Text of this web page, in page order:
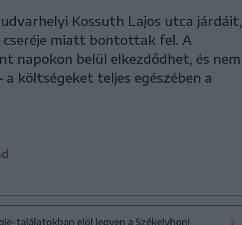
Kossuth Lajos utca járdáit,
miatt bontottak fel. A
napokon belül elkezdődhet, és nem
a költségeket teljes egészében a
találatokban elöl legyen a Székelyhon!